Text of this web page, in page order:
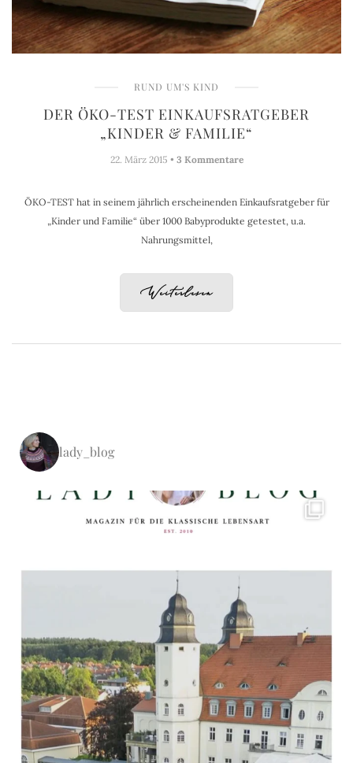
RUND UM'S KIND
DER ÖKO-TEST EINKAUFSRATGEBER
„KINDER & FAMILIE“
22. März 2015 • 3 Kommentare
ÖKO-TEST hat in seinem jährlich erscheinenden Einkaufsratgeber für
„Kinder und Familie“ über 1000 Babyprodukte getestet, u.a.
Nahrungsmittel,
Weiterlesen
lady_blog